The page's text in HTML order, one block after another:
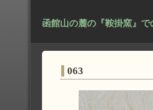
函館山の麓の『鞍掛窯』
063